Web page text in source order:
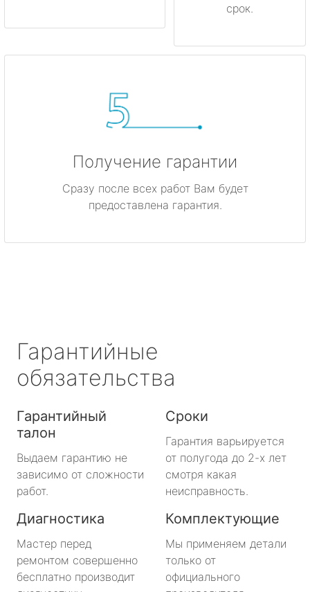
срок.
Получение гарантии
Сразу после всех работ Вам будет
предоставлена гарантия.
Гарантийные
обязательства
Гарантийный
талон
Выдаем гарантию не
зависимо от сложности
работ.
Сроки
Гарантия варьируется
от полугода до 2-х лет
смотря какая
неисправность.
Диагностика
Мастер перед
ремонтом совершенно
бесплатно производит
Комплектующие
Мы применяем детали
только от
официального